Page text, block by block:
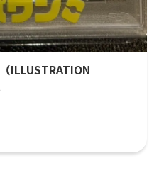
ILLUSTRATION